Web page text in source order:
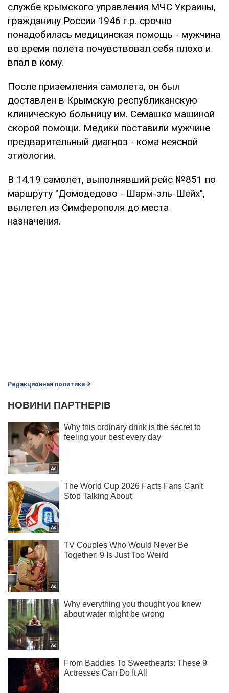
службе крымского управления МЧС Украины,
гражданину России 1946 г.р. срочно
понадобилась медицинская помощь - мужчина
во время полета почувствовал себя плохо и
впал в кому.
После приземления самолета, он был
доставлен в Крымскую республиканскую
клиническую больницу им. Семашко машиной
скорой помощи. Медики поставили мужчине
предварительный диагноз - кома неясной
этиологии.
В 14.19 самолет, выполнявший рейс №851 по
маршруту "Домодедово - Шарм-эль-Шейх",
вылетел из Симферополя до места
назначения.
Редакционная политика